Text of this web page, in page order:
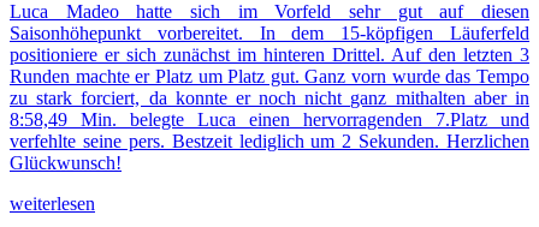
Luca Madeo hatte sich im Vorfeld sehr gut auf diesen
Saisonhöhepunkt vorbereitet. In dem 15-köpfigen Läuferfeld
positioniere er sich zunächst im hinteren Drittel. Auf den letzten 3
Runden machte er Platz um Platz gut. Ganz vorn wurde das Tempo
zu stark forciert, da konnte er noch nicht ganz mithalten aber in
8:58,49 Min. belegte Luca einen hervorragenden 7.Platz und
verfehlte seine pers. Bestzeit lediglich um 2 Sekunden. Herzlichen
Glückwunsch!
weiterlesen